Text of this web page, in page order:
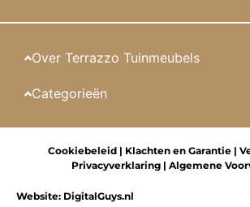
Over Terrazzo Tuinmeubels
Categorieën
Website: DigitalGuys.nl
Cookiebeleid | Klachten en Garantie |
Privacyverklaring | Algemene